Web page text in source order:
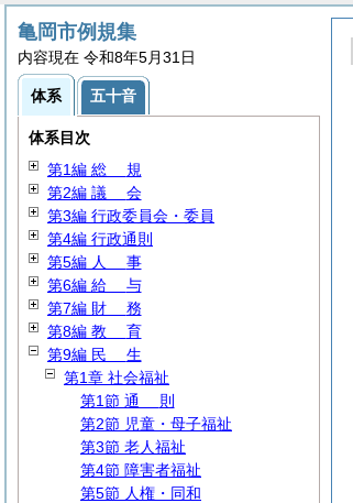
亀岡市例規集
内容現在 令和8年5月31日
体系 五十音
体系目次
第1編 総 規
第2編 議 会
第3編 行政委員会・委員
第4編 行政通則
第5編 人 事
第6編 給 与
第7編 財 務
第8編 教 育
第9編 民 生
第1章 社会福祉
第1節 通 則
第2節 児童・母子福祉
第3節 老人福祉
第4節 障害者福祉
第5節 人権・同和